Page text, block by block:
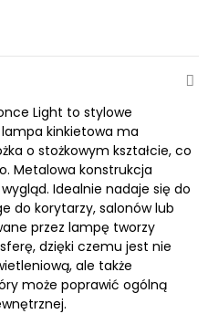
Light to stylowe
kinkietowa ma
o stożkowym kształcie, co
Metalowa konstrukcja
Idealnie nadaje się do
do korytarzy, salonów lub
przez lampę tworzy
dzięki czemu jest nie
ale także
może poprawić ogólną